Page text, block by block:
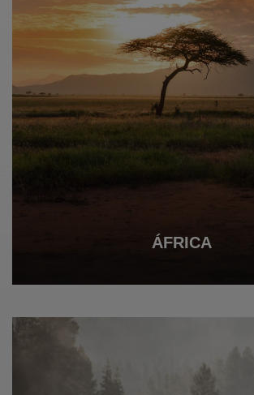
ÁFRICA